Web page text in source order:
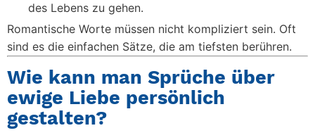
des Lebens zu gehen.
Romantische Worte müssen nicht kompliziert sein. Oft
sind es die einfachen Sätze, die am tiefsten berühren.
Wie kann man Sprüche über
ewige Liebe persönlich
gestalten?